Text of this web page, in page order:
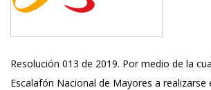
Resolución 013 de 2019. Por medio de la
Escalafón Nacional de Mayores a